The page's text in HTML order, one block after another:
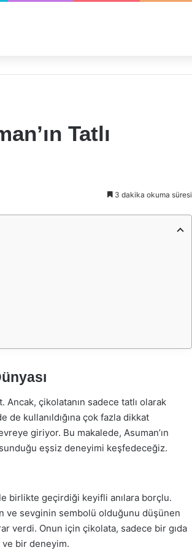
Tatlı
3 dakika okuma süresi
çikolatanın sadece tatlı olarak
de kullanıldığına çok fazla dikkat
giriyor. Bu makalede, Asuman’ın
sunduğu eşsiz deneyimi keşfedeceğiz.
birlikte geçirdiği keyifli anılara borçlu.
ve sevginin sembolü olduğunu düşünen
verdi. Onun için çikolata, sadece bir gıda
ve bir deneyim.